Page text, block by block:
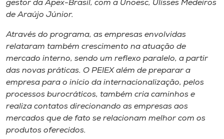
gestor da Apex-Brasil, com a Unoesc, Ulisses Medeiros
de Araújo Júnior.
Através do programa, as empresas envolvidas
relataram também crescimento na atuação de
mercado interno, sendo um reflexo paralelo, a partir
das novas práticas. O PEIEX além de preparar a
empresa para o início da internacionalização, pelos
processos burocráticos, também cria caminhos e
realiza contatos direcionando as empresas aos
mercados que de fato se relacionam melhor com os
produtos oferecidos.